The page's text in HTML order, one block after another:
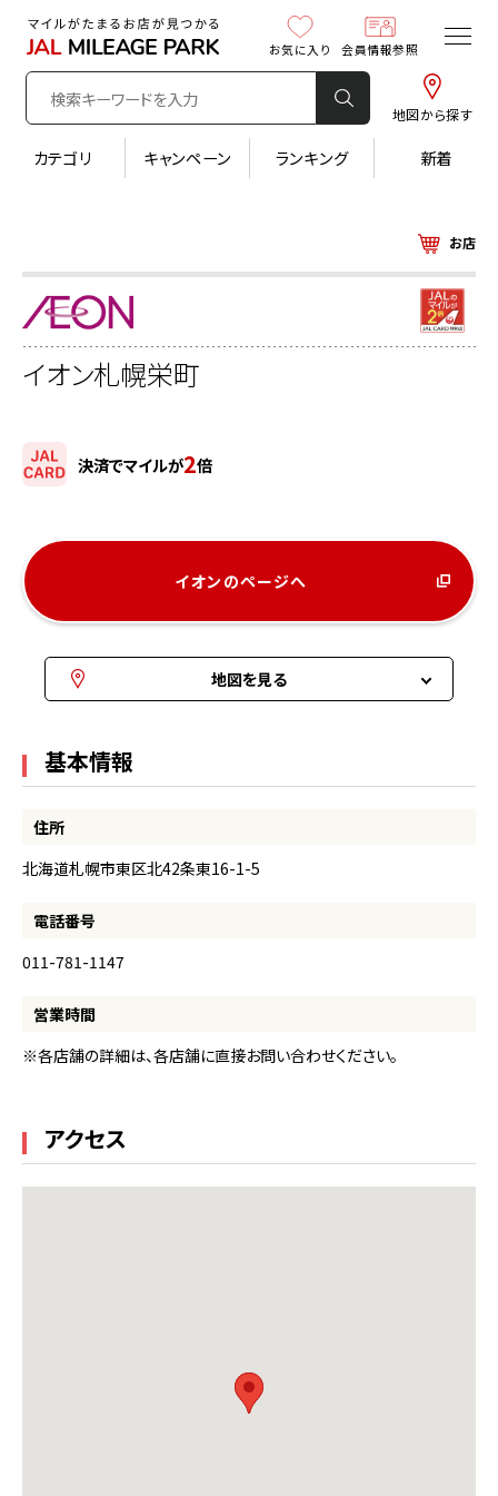
地図から探す
お気に入り 会員情報参照
カテゴリ キャンペーン ランキング 新着
お店
イオン札幌栄町
決済でマイルが2倍
イオンのページへ
地図を見る
基本情報
住所
北海道札幌市東区北42条東16-1-5
電話番号
011-781-1147
営業時間
※各店舗の詳細は、各店舗に直接お問い合わせください。
アクセス